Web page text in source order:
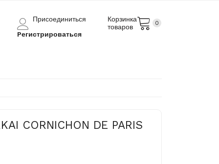
Корзинка
товаров
0
Присоединиться
Pегистрироваться
CORNICHON DE PARIS